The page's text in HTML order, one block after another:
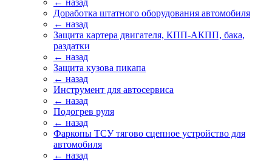
← назад
Доработка штатного оборудования автомобиля
← назад
Защита картера двигателя, КПП-АКПП, бака,
раздатки
← назад
Защита кузова пикапа
← назад
Инструмент для автосервиса
← назад
Подогрев руля
← назад
Фаркопы ТСУ тягово сцепное устройство для
автомобиля
← назад